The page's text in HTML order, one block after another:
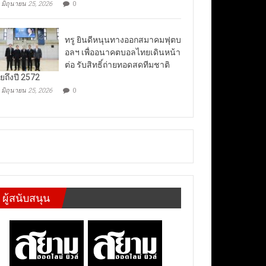
มิถุนายน 25, 2026 0
ทรู ยินดีหนุนทางออกสมาคมฟุตบ
อลฯ เพื่ออนาคตบอลไทยเดินหน้า
ต่อ รับสิทธิ์ถ่ายทอดสดทีมชาติ
ถึงปี 2572
มิถุนายน 25, 2026 0
ผู้สนับสนุน